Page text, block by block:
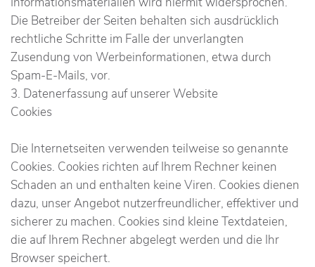
Die Betreiber der Seiten behalten sich ausdrücklich
rechtliche Schritte im Falle der unverlangten
Zusendung von Werbeinformationen, etwa durch
Spam-E-Mails, vor.
3. Datenerfassung auf unserer Website
Cookies
Die Internetseiten verwenden teilweise so genannte
Cookies. Cookies richten auf Ihrem Rechner keinen
Schaden an und enthalten keine Viren. Cookies dienen
dazu, unser Angebot nutzerfreundlicher, effektiver und
sicherer zu machen. Cookies sind kleine Textdateien,
die auf Ihrem Rechner abgelegt werden und die Ihr
Browser speichert.